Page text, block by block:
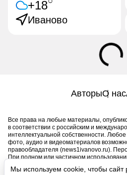
Мы используем cookie, чтобы сайт
+18
Иваново
АвторыО нас
Все права на любые материалы,
в соответствии с российским и
интеллектуальной собственности.
фото, аудио и видеоматериалов
правообладателя (news1ivanovo.ru).
При полном или частичном
обязательна. Запрещено для детей.